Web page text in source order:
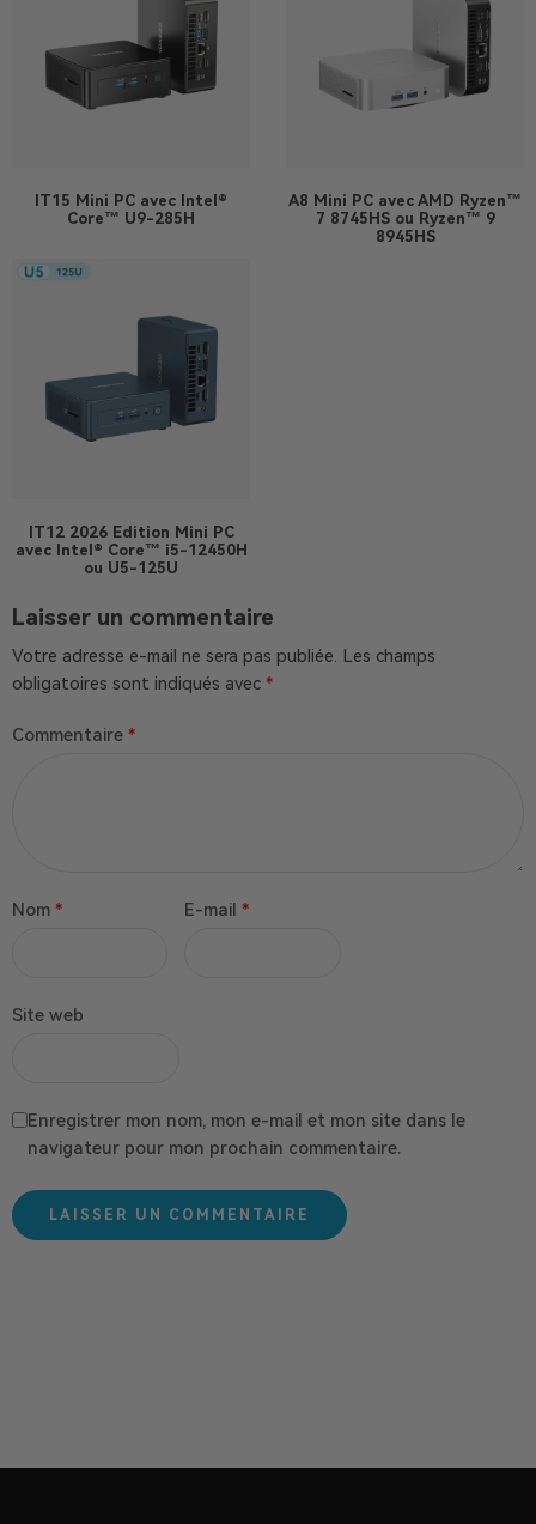
IT15 Mini PC avec Intel®
Core™ U9-285H
A8 Mini PC avec AMD Ryzen™
7 8745HS ou Ryzen™ 9
8945HS
IT12 2026 Edition Mini PC
avec Intel® Core™ i5-12450H
ou U5-125U
Laisser un commentaire
Votre adresse e-mail ne sera pas publiée. Les champs
obligatoires sont indiqués avec *
Commentaire *
Nom * E-mail *
Site web
Enregistrer mon nom, mon e-mail et mon site dans le
navigateur pour mon prochain commentaire.